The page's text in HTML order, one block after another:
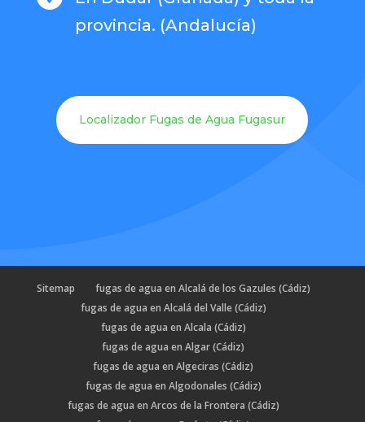
provincia. (Andalucía)
Localizador Fugas de Agua Fugasur
Sitemap
fugas de agua en Alcalá de los Gazules (Cádiz)
fugas de agua en Alcalá del Valle (Cádiz)
fugas de agua en Alcala (Cádiz)
fugas de agua en Algar (Cádiz)
fugas de agua en Algeciras (Cádiz)
fugas de agua en Algodonales (Cádiz)
fugas de agua en Arcos de la Frontera (Cádiz)